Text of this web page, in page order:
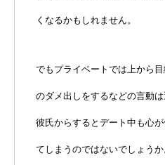
くなるかもしれません。
でもプライベートでは上から
のダメ出しをするなどの言動は
彼氏からするとデート中も心
てしまうのではないでしょうか